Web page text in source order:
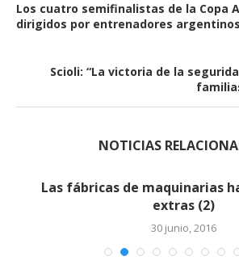
Los cuatro semifinalistas de la Copa
dirigidos por entrenadores argentinos
Scioli: “La victoria de la
NOTICIAS
Las fábricas de maquinarias
extras (2)
30 junio, 2016